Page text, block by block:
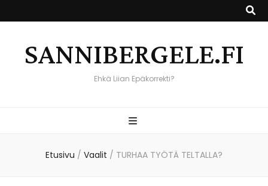
SANNIBERGELE.FI
Ehkä Liian Epäkorrekti?
Etusivu / Vaalit / TURHAA TYÖTÄ TELTALLA?